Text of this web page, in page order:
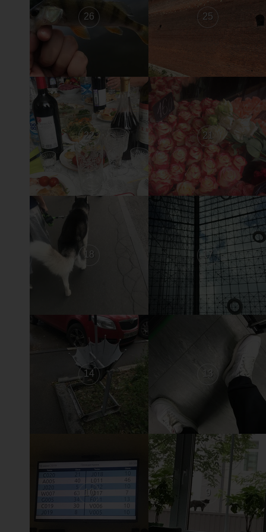
26 25
22 21
18 17
14 13
10 9